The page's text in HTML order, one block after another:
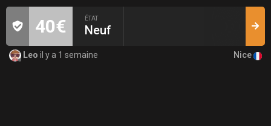
40€ ÉTAT
Neuf
Leo il y a 1 semaine Nice